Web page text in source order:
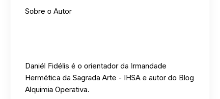
Sobre o Autor
Daniél Fidélis é o orientador da Irmandade
Hermética da Sagrada Arte - IHSA e autor do Blog
Alquimia Operativa.